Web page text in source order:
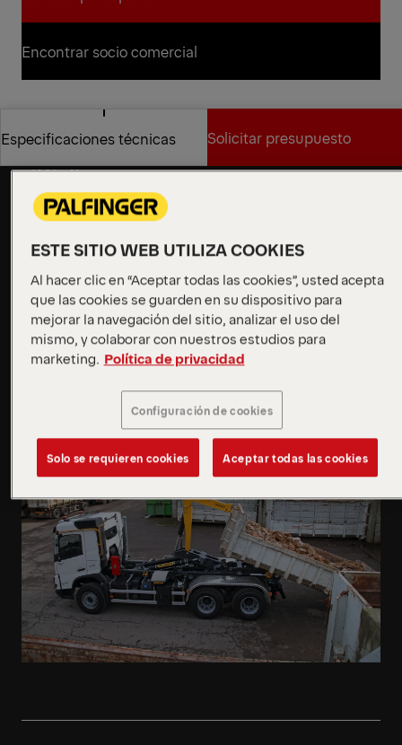
Solicitar presupuesto
Encontrar socio comercial
Encontrar socio comercial
Especificaciones técnicas
Especificaciones técnicas
Solicitar presupuesto
Diseñado para aplicaciones
difíciles
Los polibrazos POWER ofrecen una resistencia y una
fiabilidad excepcionales para los trabajos más
exigentes. Su diseño rotacional inteligente garantiza
potencia de elevación a cualquier altura. Diseñados
para entornos difíciles, pueden liberar contenedores
atascados con facilidad y mantener las operaciones
funcionando sin problemas.
Más información
ESTE SITIO WEB UTILIZA COOKIES
Al hacer clic en “Aceptar todas las cookies”, usted acepta
que las cookies se guarden en su dispositivo para
mejorar la navegación del sitio, analizar el uso del
mismo, y colaborar con nuestros estudios para
marketing. Política de privacidad
Configuración de cookies
Solo se requieren cookies Aceptar todas las cookies